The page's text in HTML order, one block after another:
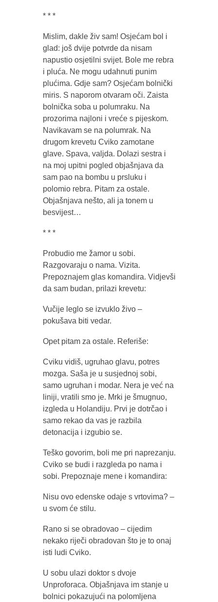
* * *
Mislim, dakle živ sam! Osjećam bol i
glad: još dvije potvrde da nisam
napustio osjetilni svijet. Bole me rebra
i pluća. Ne mogu udahnuti punim
plućima. Gdje sam? Osjećam bolnički
miris. S naporom otvaram oči. Zaista
bolnička soba u polumraku. Na
prozorima najloni i vreće s pijeskom.
Navikavam se na polumrak. Na
drugom krevetu Cviko zamotane
glave. Spava, valjda. Dolazi sestra i
na moj upitni pogled objašnjava da
sam pao na bombu u prsluku i
polomio rebra. Pitam za ostale.
Objašnjava nešto, ali ja tonem u
besvijest…
* * *
Probudio me žamor u sobi.
Razgovaraju o nama. Vizita.
Prepoznajem glas komandira. Vidjevši
da sam budan, prilazi krevetu:
Vučije leglo se izvuklo živo –
pokušava biti vedar.
Opet pitam za ostale. Referiše:
Cviku vidiš, ugruhao glavu, potres
mozga. Saša je u susjednoj sobi,
samo ugruhan i modar. Nera je već na
liniji, vratili smo je. Mrki je šmugnuo,
izgleda u Holandiju. Prvi je dotrčao i
samo rekao da vas je razbila
detonacija i izgubio se.
Teško govorim, boli me pri naprezanju.
Cviko se budi i razgleda po nama i
sobi. Prepoznaje mene i komandira:
Nisu ovo edenske odaje s vrtovima? –
u svom će stilu.
Rano si se obradovao – cijedim
nekako riječi obradovan što je to onaj
isti ludi Cviko.
U sobu ulazi doktor s dvoje
Unproforaca. Objašnjava im stanje u
bolnici pokazujući na polomljena